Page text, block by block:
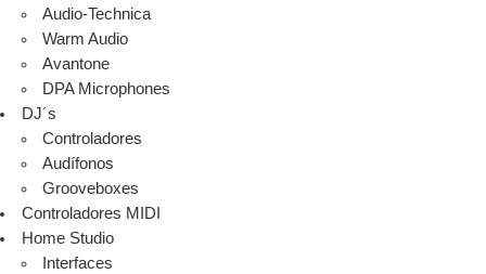
Audio-Technica
Warm Audio
Avantone
DPA Microphones
DJ´s
Controladores
Audífonos
Grooveboxes
Controladores MIDI
Home Studio
Interfaces